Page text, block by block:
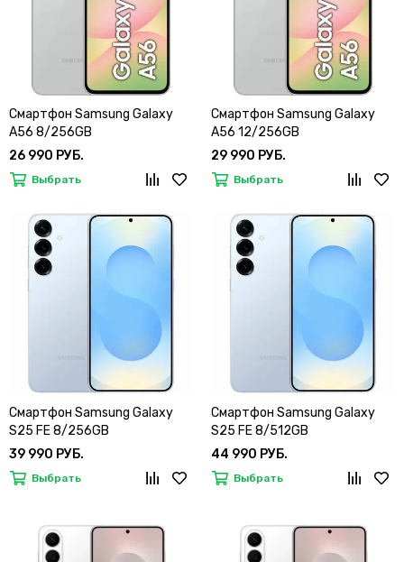
Смартфон Samsung Galaxy
A56 8/256GB
26 990 РУБ.
Выбрать
Смартфон Samsung Galaxy
A56 12/256GB
29 990 РУБ.
Выбрать
Смартфон Samsung Galaxy
S25 FE 8/256GB
39 990 РУБ.
Выбрать
Смартфон Samsung Galaxy
S25 FE 8/512GB
44 990 РУБ.
Выбрать